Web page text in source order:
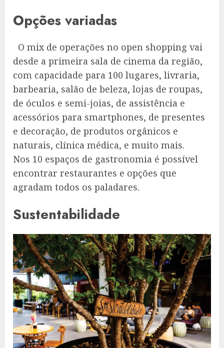
Opções variadas
O mix de operações no open shopping vai
desde a primeira sala de cinema da região,
com capacidade para 100 lugares, livraria,
barbearia, salão de beleza, lojas de roupas,
de óculos e semi-joias, de assistência e
acessórios para smartphones, de presentes
e decoração, de produtos orgânicos e
naturais, clínica médica, e muito mais.
Nos 10 espaços de gastronomia é possível
encontrar restaurantes e opções que
agradam todos os paladares.
Sustentabilidade